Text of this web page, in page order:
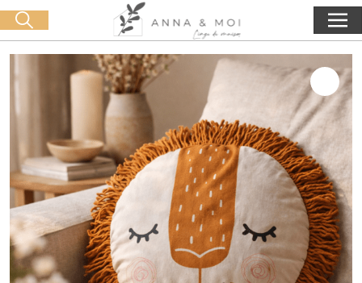
Consegna gratuita a partire da 60€ di acquisto 0,00€
Lancia la ricerca